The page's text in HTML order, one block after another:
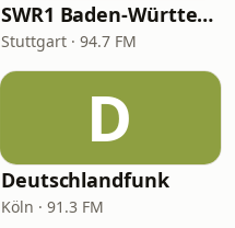
SWR1 Baden-Württemberg
Stuttgart · 94.7 FM
D
Deutschlandfunk
Köln · 91.3 FM